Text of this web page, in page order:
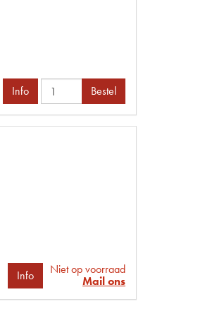
Info
Bestel
Info
Niet op voorraad
Mail ons